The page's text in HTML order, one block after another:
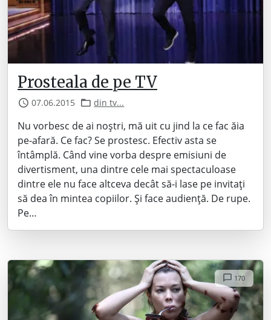
Prosteala de pe TV
07.06.2015 din tv...
Nu vorbesc de ai noștri, mă uit cu jind la ce fac ăia
pe-afară. Ce fac? Se prostesc. Efectiv asta se
întâmplă. Când vine vorba despre emisiuni de
divertisment, una dintre cele mai spectaculoase
dintre ele nu face altceva decât să-i lase pe invitați
să dea în mintea copiilor. Și face audiență. De rupe.
Pe…
170